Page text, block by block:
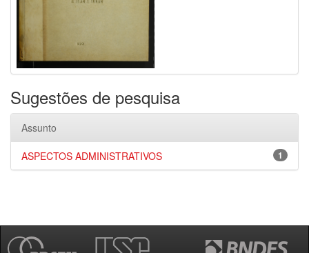
Sugestões de pesquisa
Assunto
1
ASPECTOS ADMINISTRATIVOS